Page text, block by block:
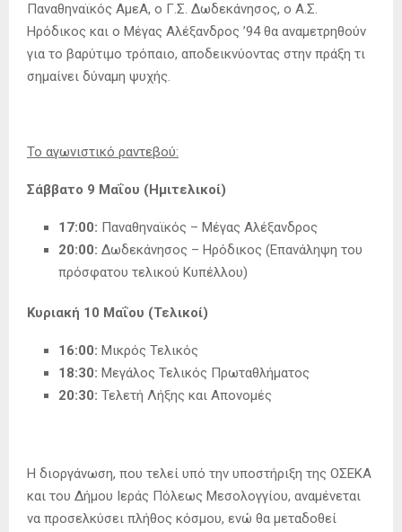
Παναθηναϊκός ΑμεΑ, ο Γ.Σ. Δωδεκάνησος, ο Α.Σ.
Ηρόδικος και ο Μέγας Αλέξανδρος ’94 θα αναμετρηθούν
για το βαρύτιμο τρόπαιο, αποδεικνύοντας στην πράξη τι
σημαίνει δύναμη ψυχής.
Το αγωνιστικό ραντεβού:
Σάββατο 9 Μαΐου (Ημιτελικοί)
17:00: Παναθηναϊκός – Μέγας Αλέξανδρος
20:00: Δωδεκάνησος – Ηρόδικος (Επανάληψη του
πρόσφατου τελικού Κυπέλλου)
Κυριακή 10 Μαΐου (Τελικοί)
16:00: Μικρός Τελικός
18:30: Μεγάλος Τελικός Πρωταθλήματος
20:30: Τελετή Λήξης και Απονομές
Η διοργάνωση, που τελεί υπό την υποστήριξη της ΟΣΕΚΑ
και του Δήμου Ιεράς Πόλεως Μεσολογγίου, αναμένεται
να προσελκύσει πλήθος κόσμου, ενώ θα μεταδοθεί